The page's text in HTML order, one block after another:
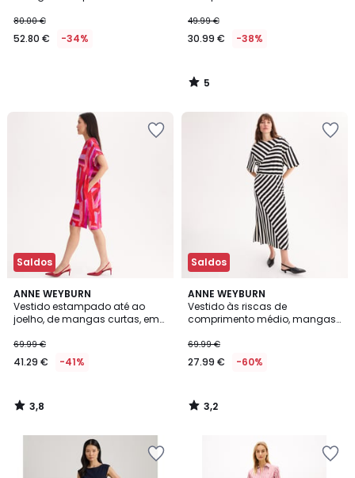
80.00 €
52.80 € -34%
49.99 €
30.99 € -38%
5
/
Saldos
ANNE WEYBURN
Vestido estampado até ao
joelho, de mangas curtas, em
69.99 €
41.29 € -41%
3,8
/ 5
3,8
/
Saldos
ANNE WEYBURN
Vestido às riscas de
comprimento médio, mangas
69.99 €
27.99 € -60%
3,2
/ 5
3,2
/